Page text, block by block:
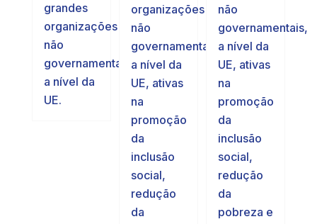
grandes
organizações
não
governamentais,
a nível da
UE.
organizações
não
governamentais,
a nível da
UE, ativas
na
promoção
da
inclusão
social,
redução
da
não
governamentais,
a nível da
UE, ativas
na
promoção
da
inclusão
social,
redução
da
pobreza e